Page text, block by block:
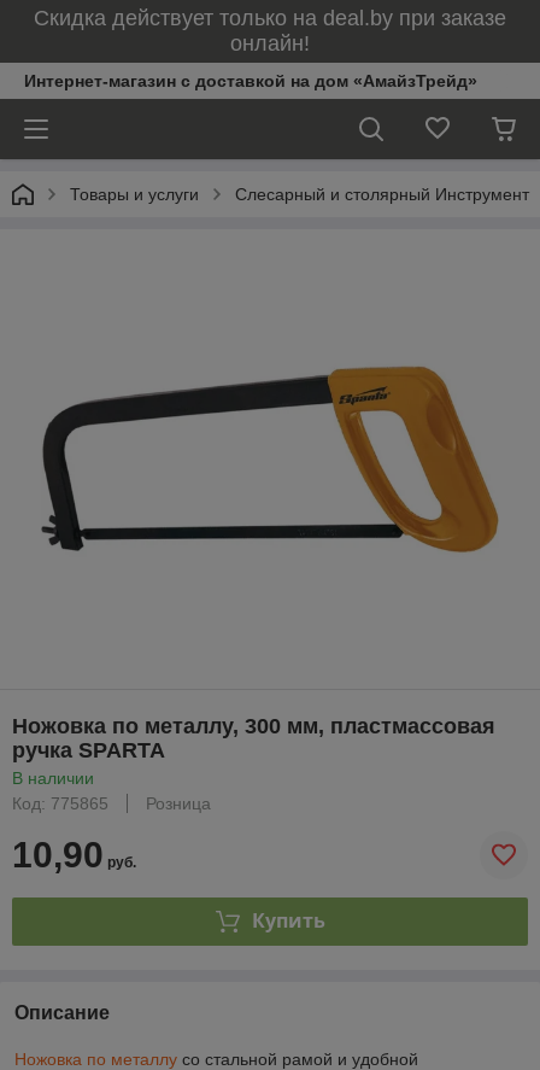
Скидка действует только на deal.by при заказе
онлайн!
Интернет-магазин с доставкой на дом «АмайзТрейд»
Товары и услуги Слесарный и столярный Инструмент
Ножовка по металлу, 300 мм, пластмассовая
ручка SPARTA
В наличии
Код: 775865
Розница
10,90 руб.
Купить
Описание
Ножовка по металлу со стальной рамой и удобной